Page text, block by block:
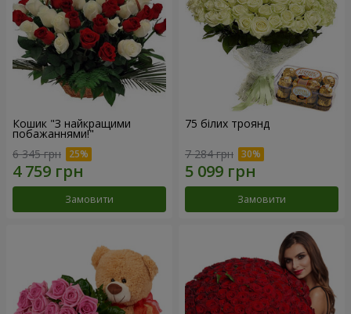
Кошик "З найкращими
побажаннями!"
6 345 грн
Замовити
75 білих троянд
7 284 грн
Замовити